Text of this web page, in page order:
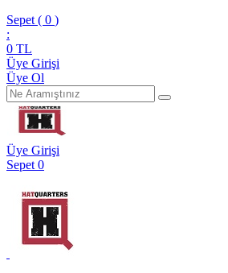
Sepet ( 0 )
:
0 TL
Üye Girişi
Üye Ol
Üye Girişi
Sepet 0